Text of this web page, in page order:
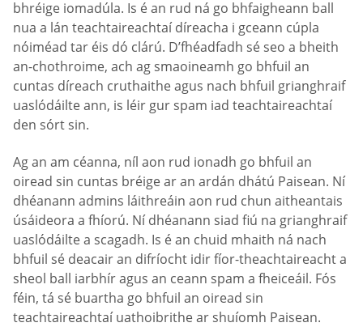
bhréige iomadúla. Is é an rud ná go bhfaigheann ball
nua a lán teachtaireachtaí díreacha i gceann cúpla
nóiméad tar éis dó clárú. D’fhéadfadh sé seo a bheith
an-chothroime, ach ag smaoineamh go bhfuil an
cuntas díreach cruthaithe agus nach bhfuil grianghraif
uaslódáilte ann, is léir gur spam iad teachtaireachtaí
den sórt sin.
Ag an am céanna, níl aon rud ionadh go bhfuil an
oiread sin cuntas bréige ar an ardán dhátú Paisean. Ní
dhéanann admins láithreáin aon rud chun aitheantais
úsáideora a fhíorú. Ní dhéanann siad fiú na grianghraif
uaslódáilte a scagadh. Is é an chuid mhaith ná nach
bhfuil sé deacair an difríocht idir fíor-theachtaireacht a
sheol ball iarbhír agus an ceann spam a fheiceáil. Fós
féin, tá sé buartha go bhfuil an oiread sin
teachtaireachtaí uathoibrithe ar shuíomh Paisean.